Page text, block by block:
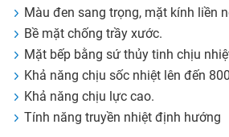
Màu đen sang trọng, mặt kính liền
Bề mặt chống trầy xước.
Mặt bếp bằng sứ thủy tinh chịu
Khả năng chịu sốc nhiệt lên đến
Khả năng chịu lực cao.
Tính năng truyền nhiệt định hướng